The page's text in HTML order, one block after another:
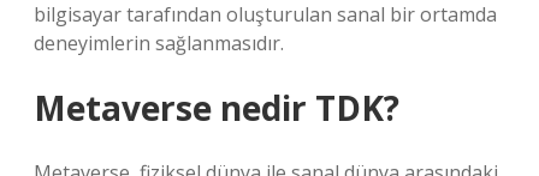
bilgisayar tarafından oluşturulan sanal bir ortamda
deneyimlerin sağlanmasıdır.
Metaverse nedir TDK?